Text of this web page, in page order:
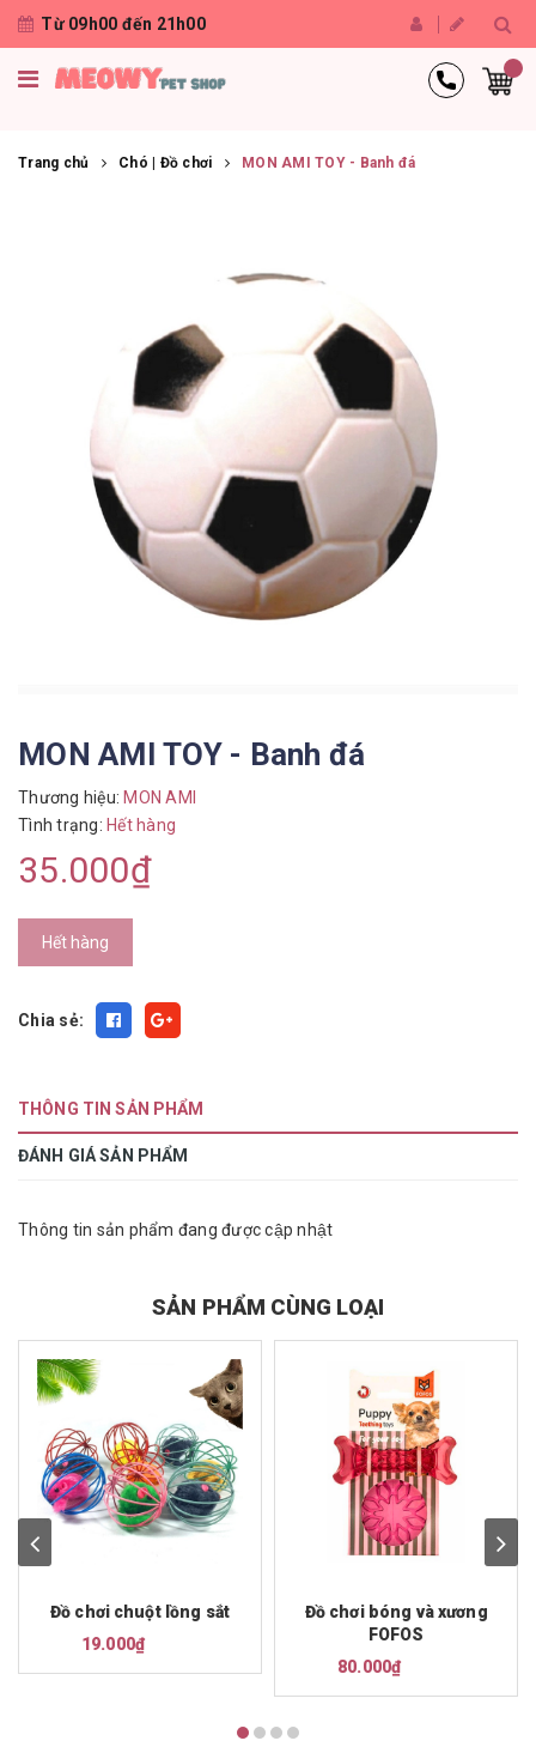
Từ 09h00 đến 21h00
Trang chủ Chó | Đồ chơi MON AMI TOY - Banh đá
MON AMI TOY - Banh đá
Thương hiệu: MON AMI
Tình trạng: Hết hàng
35.000₫
Hết hàng
Chia sẻ:
THÔNG TIN SẢN PHẨM
ĐÁNH GIÁ SẢN PHẨM
Thông tin sản phẩm đang được cập nhật
SẢN PHẨM CÙNG LOẠI
Đồ chơi chuột lồng sắt
19.000₫
Đồ chơi bóng và xương
FOFOS
80.000₫